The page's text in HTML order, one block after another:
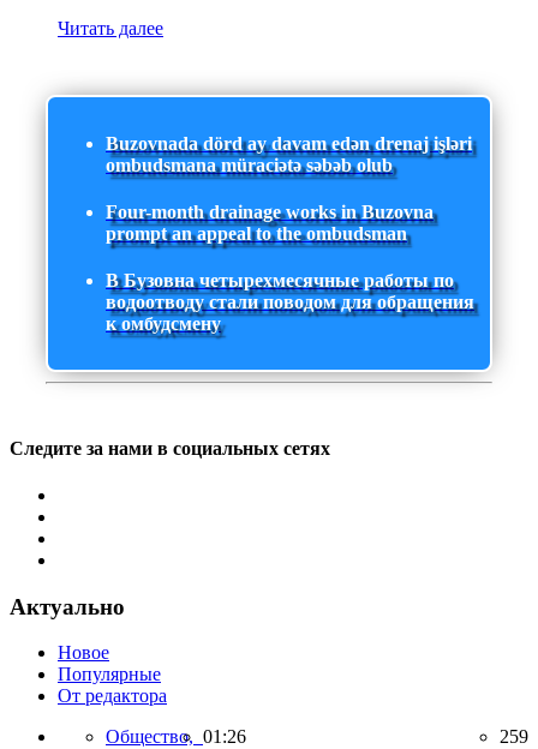
Читать далее
Buzovnada dörd ay davam edən drenaj işləri
ombudsmana müraciətə səbəb olub
Four-month drainage works in Buzovna
prompt an appeal to the ombudsman
В Бузовна четырехмесячные работы по
водоотводу стали поводом для обращения
к омбудсмену
Следите за нами в социальных сетях
Актуально
Новое
Популярные
От редактора
Общество, 01:26 259